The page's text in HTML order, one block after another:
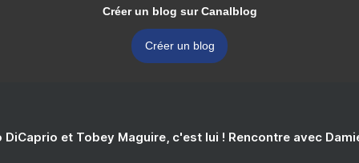
Créer un blog sur Canalblog
Créer un blog
DiCaprio et Tobey Maguire, c'est lui ! Rencontre avec